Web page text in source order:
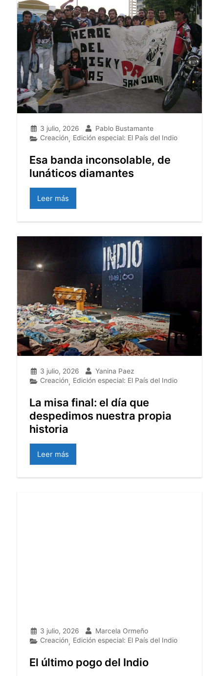
3 julio, 2026
Pablo Bustamante
Creación, Edición especial: El País del Indio
Esa banda inconsolable, de
lunáticos diamantes
Leer más
3 julio, 2026
Yanina Paez
Creación, Edición especial: El País del Indio
La misa final: el día que
despedimos nuestra propia
historia
Leer más
3 julio, 2026
Marcela Ormeño
Creación, Edición especial: El País del Indio
El último pogo del Indio